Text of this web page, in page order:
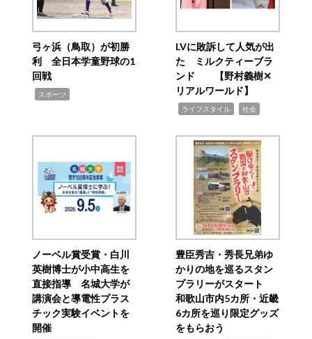
弓ヶ浜（鳥取）が初勝
利 全日本学童野球の1
回戦
スポーツ
LVに敗訴して人気が出
た ミルクティーブラ
ンド 【野村義樹✕
リアルワールド】
ライフスタイル 社会
ノーベル賞受賞・白川
英樹博士が小中高生を
直接指導 名城大学が
講演会と導電性プラス
チック実験イベントを
開催
豊臣秀吉・秀長兄弟ゆ
かりの地を巡るスタン
プラリーがスタート
和歌山市内5カ所・近畿
6カ所を巡り限定グッズ
をもらおう